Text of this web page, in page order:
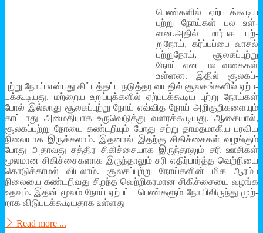
பெண்­களில் ஏற்­ப­டக்­கூ­டிய
புற்­று நோய்கள் பல உள்­
ளன.அதில் மார்­பக புற்­
றுநோய், கர்ப்­பப்பை வாசல்
புற்­றுநோய், சூல­கப்­புற்று
நோய் என பல வகைகள்
உள்­ளன. இதில் சூல­கப்­
புற்று நோய் என்­பது கிட்­டத்­தட்ட நடுத்­த­ர­ வயதில் சூல­கங்­களில் ஏற்­ப­
டக்­கூ­டியது. மற்­றைய உறுப்­புக்­களில் ஏற்­ப­டக்­கூ­டிய புற்று நோய்கள்
போல் இல்­லாது சூல­கப்­புற்று நோய் எவ்­வித நோய் அறி­கு­றி­க­ளையும்
காட்­டாது அமை­தி­யாக உரு­வெ­டுத்து வள­ரக்­கூடி­யது. ஆகையால்,
சூல­கப்­புற்று நோயை கண்­ட­றியும் போது சற்று தாம­த­மா­கிய பர­விய
நிலை­யாக இருக்­கலாம். இதனால் இதற்கு சிகிச்­சைகள் வழங்கும்
போது அதா­வது சத்­திர சிகிச்­சை­யாக இருந்­தாலும் சரி ஊசிகள்
மூல­மான சிகிச்­சை­க­ளாக இருந்­தாலும் சரி எதிர்பார்த்த வெற்­றியை
கொடுக்­காமல் விடலாம். சூல­கப்­புற்று நோய்களின் மிக ஆரம்ப
நிலையை கண்­ட­றி­வது சிறந்த வெற்­றி­க­ர­மான சிகிச்­சையை வழங்க
உதவும். இதன் மூலம் நோய் ஏற்­பட்ட பெண்­களும் நோயி­லி­ருந்து முற்­
றாக விடு­ப­டக்­கூ­டி­ய­தாக உள்­ளது
Read more ...